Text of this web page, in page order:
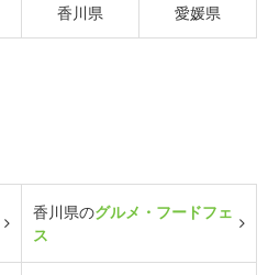
香川県 愛媛県
香川県のグルメ・フードフェ
ス